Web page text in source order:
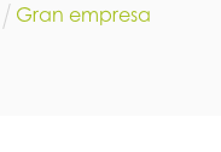
Gran empresa